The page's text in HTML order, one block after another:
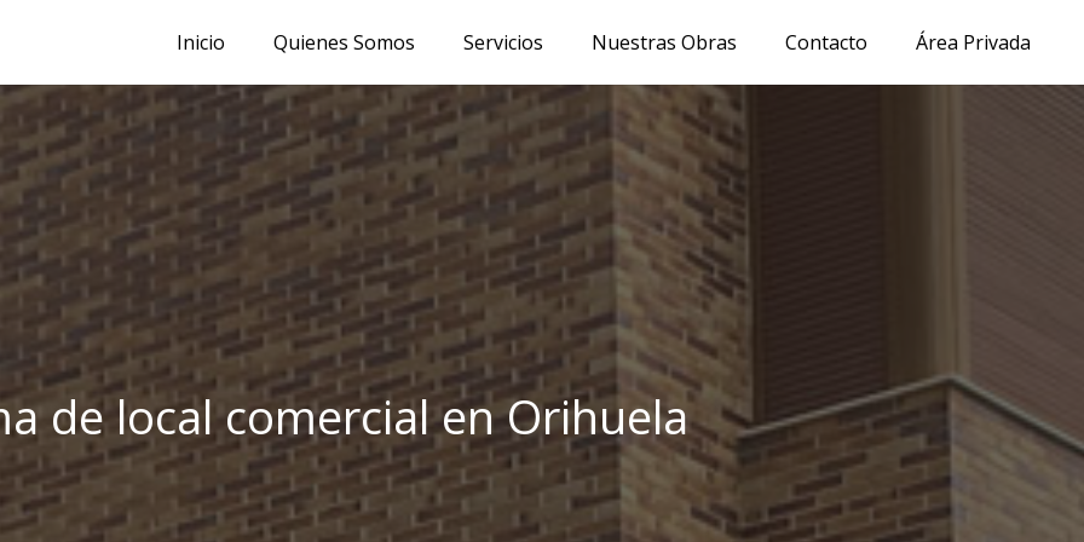
Inicio Quienes Somos Servicios Nuestras Obras Contacto Área Privada
de local comercial en Orihuela